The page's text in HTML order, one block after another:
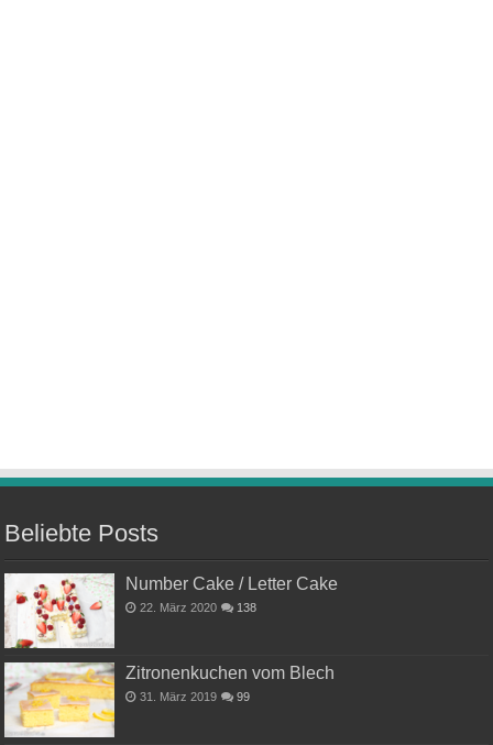
Beliebte Posts
Number Cake / Letter Cake
22. März 2020 138
Zitronenkuchen vom Blech
31. März 2019 99